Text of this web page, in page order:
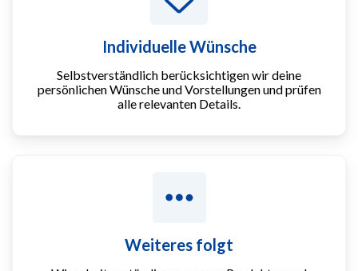
Individuelle Wünsche
Selbstverständlich berücksichtigen wir deine
persönlichen Wünsche und Vorstellungen und prüfen
alle relevanten Details.
Weiteres folgt